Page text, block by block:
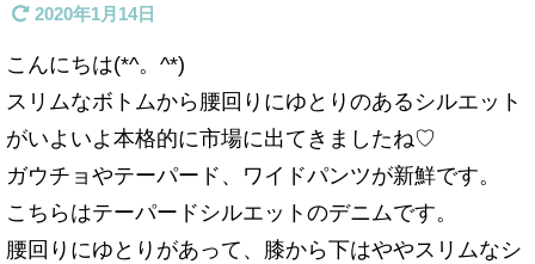
2020年1月14日
こんにちは(*^。^*)
スリムなボトムから腰回りにゆとりのあるシルエット
がいよいよ本格的に市場に出てきましたね♡
ガウチョやテーパード、ワイドパンツが新鮮です。
こちらはテーパードシルエットのデニムです。
腰回りにゆとりがあって、膝から下はややスリムなシ